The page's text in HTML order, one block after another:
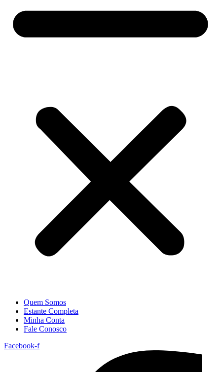
Quem Somos
Estante Completa
Minha Conta
Fale Conosco
Facebook-f